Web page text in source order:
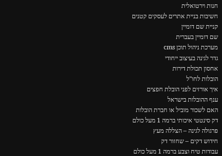
חנות וירטואלית
חשיבות בניית אתרים לעסקים קטנים
קניית שם דומיין
שם דומיין בעברית
מערכת ניהול תוכן cms
גדר לגינה בעיצוב ייחודי
אחסון תכולת דירות
הובלות לחו"ל
איך אורזים לפני הובלת חפצים
ענף ההובלות בישראל
האם לשכור מוביל או חברת הובלות
דק סינטטי איכותי ברמה 1 מעל כולם
פרגולה לגינה – הצללה מעץ
חידוש דקים – שחזור דק
עבודות טיח וצבע ברמה 1 מעל כולם